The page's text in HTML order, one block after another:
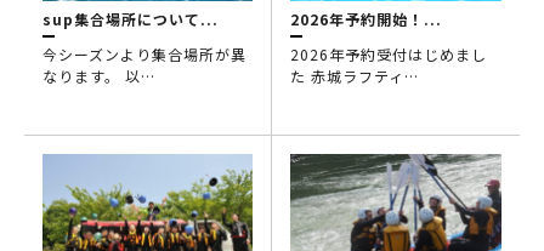
sup集合場所について...
今シーズンより集合場所が異
なります。 以…
2026年予約開始！...
2026年予約受付はじめまし
た 赤城ラフティ…